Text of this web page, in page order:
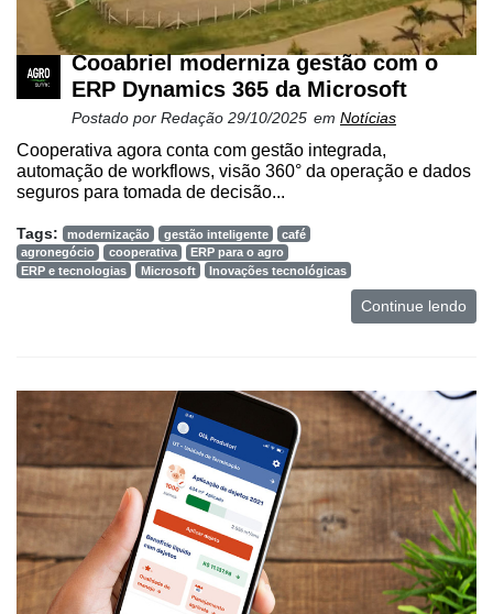
Cooabriel moderniza gestão com o
ERP Dynamics 365 da Microsoft
Postado por Redação 29/10/2025 em Notícias
Cooperativa agora conta com gestão integrada,
automação de workflows, visão 360° da operação e dados
seguros para tomada de decisão...
Tags: modernização gestão inteligente
café
agronegócio
cooperativa
ERP para o agro
ERP e tecnologias
Microsoft Inovações tecnológicas
Continue lendo